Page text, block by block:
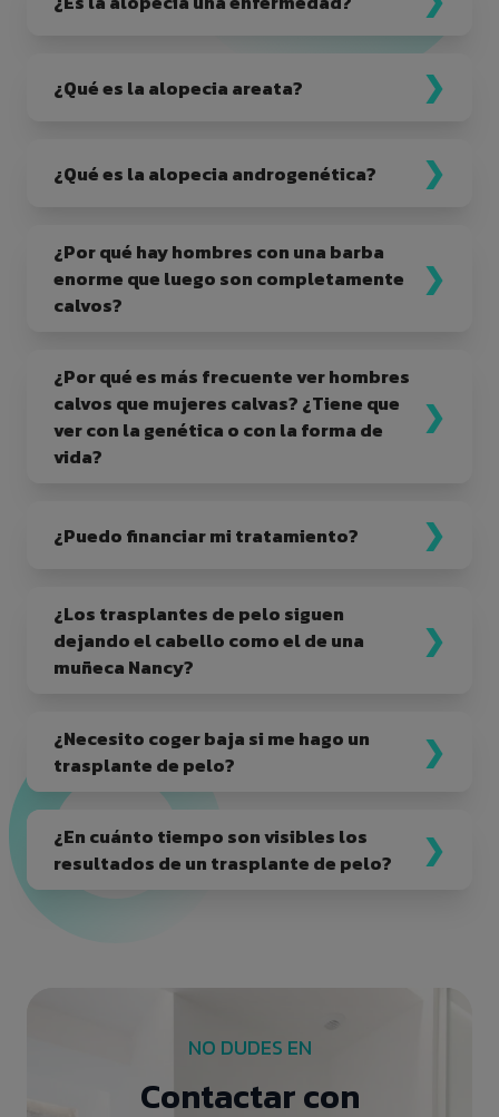
¿Qué es la alopecia areata?
¿Qué es la alopecia androgenética?
¿Por qué hay hombres con una barba
enorme que luego son completamente
calvos?
¿Por qué es más frecuente ver hombres
calvos que mujeres calvas? ¿Tiene que
ver con la genética o con la forma de
vida?
¿Puedo financiar mi tratamiento?
¿Los trasplantes de pelo siguen
dejando el cabello como el de una
muñeca Nancy?
¿Necesito coger baja si me hago un
trasplante de pelo?
¿En cuánto tiempo son visibles los
resultados de un trasplante de pelo?
NO DUDES EN
Contactar con